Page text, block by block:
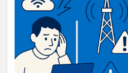
る“可
搬
性”と
いう
視点
ポケ